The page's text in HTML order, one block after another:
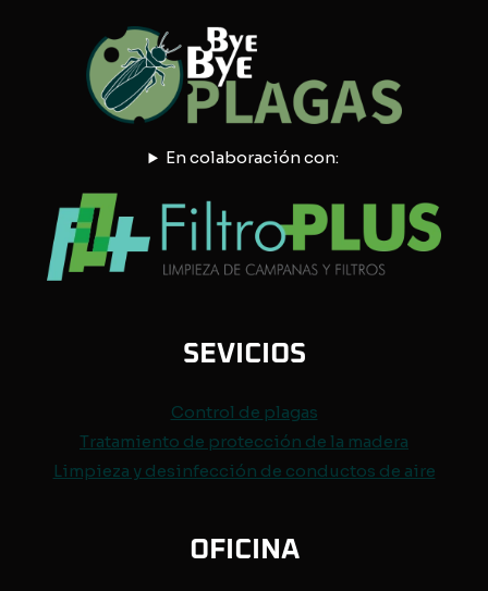
En colaboración con:
SEVICIOS
Control de plagas
Tratamiento de protección de la madera
Limpieza y desinfección de conductos de aire
OFICINA